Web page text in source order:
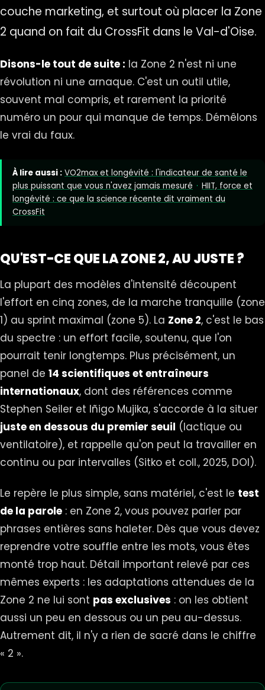
couche marketing, et surtout où placer la Zone
2 quand on fait du CrossFit dans le Val-d'Oise.
Disons-le tout de suite : la Zone 2 n'est ni une
révolution ni une arnaque. C'est un outil utile,
souvent mal compris, et rarement la priorité
numéro un pour qui manque de temps. Démêlons
le vrai du faux.
À lire aussi : VO2max et longévité : l'indicateur de santé le
plus puissant que vous n'avez jamais mesuré · HIIT, force et
longévité : ce que la science récente dit vraiment du
CrossFit
QU'EST-CE QUE LA ZONE 2, AU JUSTE ?
La plupart des modèles d'intensité découpent
l'effort en cinq zones, de la marche tranquille (zone
1) au sprint maximal (zone 5). La Zone 2, c'est le bas
du spectre : un effort facile, soutenu, que l'on
pourrait tenir longtemps. Plus précisément, un
panel de 14 scientifiques et entraîneurs
internationaux, dont des références comme
Stephen Seiler et Iñigo Mujika, s'accorde à la situer
juste en dessous du premier seuil (lactique ou
ventilatoire), et rappelle qu'on peut la travailler en
continu ou par intervalles (Sitko et coll., 2025, DOI).
Le repère le plus simple, sans matériel, c'est le test
de la parole : en Zone 2, vous pouvez parler par
phrases entières sans haleter. Dès que vous devez
reprendre votre souffle entre les mots, vous êtes
monté trop haut. Détail important relevé par ces
mêmes experts : les adaptations attendues de la
Zone 2 ne lui sont pas exclusives : on les obtient
aussi un peu en dessous ou un peu au-dessus.
Autrement dit, il n'y a rien de sacré dans le chiffre
« 2 ».